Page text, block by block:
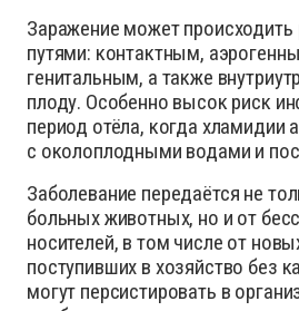
Заражение может
путями: контактным,
генитальным, а также
плоду. Особенно высок риск
период отёла, когда хламидии
с околоплодными водами и
Заболевание передаётся не
больных животных, но и от
носителей, в том числе от
поступивших в хозяйство без
могут персистировать в